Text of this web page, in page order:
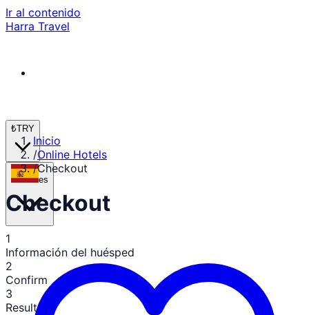
Ir al contenido
Harra Travel
₺TRY
es
Inicio
/Online Hotels
/Checkout
Checkout
1
Información del huésped
2
Confirm
3
Result